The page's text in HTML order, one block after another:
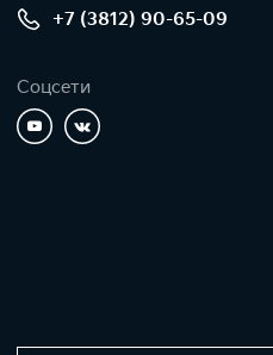
+7 (3812) 90-65-09
Соцсети